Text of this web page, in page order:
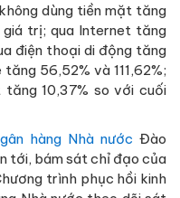
dùng tiền mặt tăng
trị; qua Internet tăng
điện thoại di động tăng
56,52% và 111,62%;
10,37% so với cuối
hàng Nhà nước Đào
tới, bám sát chỉ đạo của
trình phục hồi kinh